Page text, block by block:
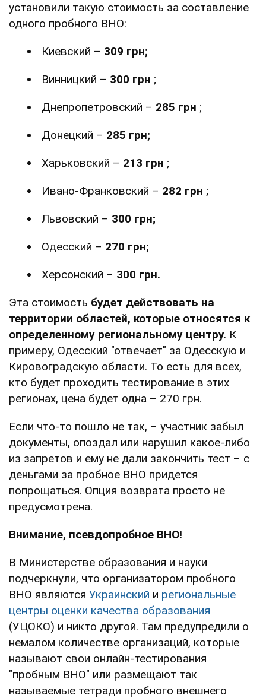
установили такую стоимость за составление
одного пробного ВНО:
Киевский – 309 грн;
Винницкий – 300 грн ;
Днепропетровский – 285 грн ;
Донецкий – 285 грн;
Харьковский – 213 грн ;
Ивано-Франковский – 282 грн ;
Львовский – 300 грн;
Одесский – 270 грн;
Херсонский – 300 грн.
Эта стоимость будет действовать на
территории областей, которые относятся к
определенному региональному центру. К
примеру, Одесский "отвечает" за Одесскую и
Кировоградскую области. То есть для всех,
кто будет проходить тестирование в этих
регионах, цена будет одна – 270 грн.
Если что-то пошло не так, – участник забыл
документы, опоздал или нарушил какое-либо
из запретов и ему не дали закончить тест – с
деньгами за пробное ВНО придется
попрощаться. Опция возврата просто не
предусмотрена.
Внимание, псевдопробное ВНО!
В Министерстве образования и науки
подчеркнули, что организатором пробного
ВНО являются Украинский и региональные
центры оценки качества образования
(УЦОКО) и никто другой. Там предупредили о
немалом количестве организаций, которые
называют свои онлайн-тестирования
"пробным ВНО" или размещают так
называемые тетради пробного внешнего